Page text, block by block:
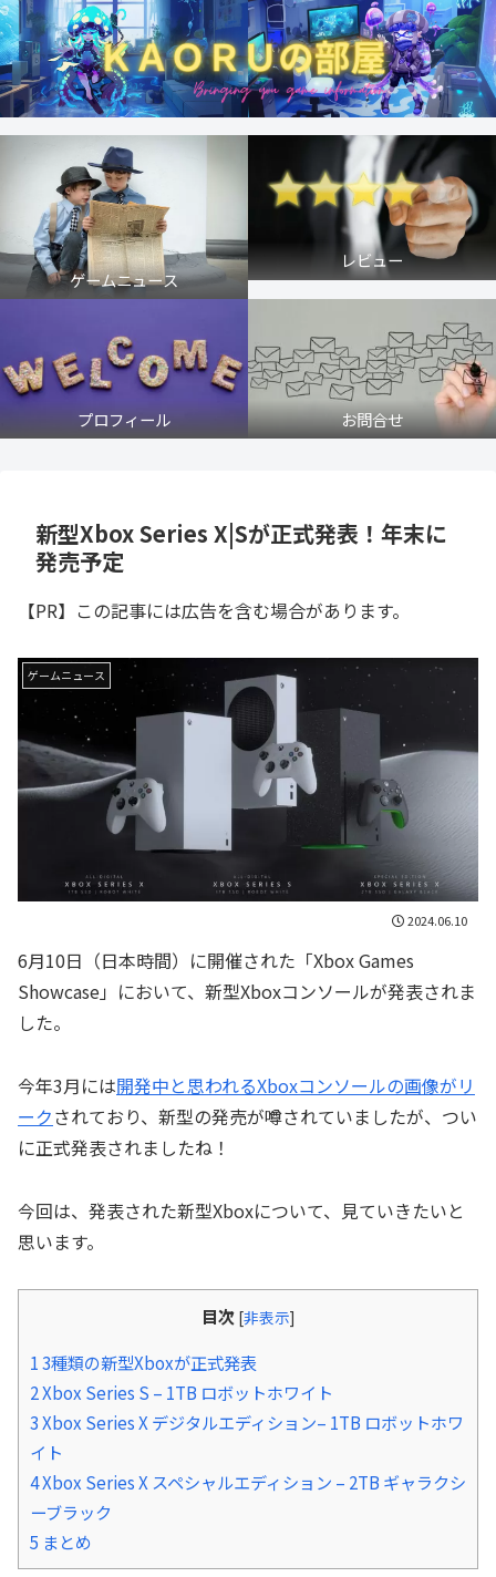
ゲームニュース
レビュー
プロフィール お問合せ
新型Xbox Series X|Sが正式発表！年末に
発売予定
【PR】この記事には広告を含む場合があります。
ゲームニュース
2024.06.10
6月10日（日本時間）に開催された「Xbox Games
Showcase」において、新型Xboxコンソールが発表されま
した。
今年3月には開発中と思われるXboxコンソールの画像がリ
ークされており、新型の発売が噂されていましたが、つい
に正式発表されましたね！
今回は、発表された新型Xboxについて、見ていきたいと
思います。
目次 [非表示]
13種類の新型Xboxが正式発表
2Xbox Series S – 1TB ロボットホワイト
3Xbox Series X デジタルエディション– 1TB ロボットホワ
イト
4Xbox Series X スペシャルエディション – 2TB ギャラクシ
ーブラック
5 まとめ